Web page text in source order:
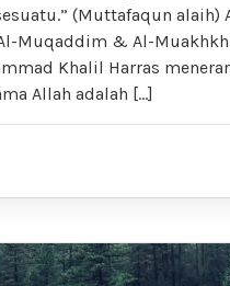
(Muttafaqun alaih)
Muqaddim & Al-
Khalil Harras
Allah adalah […]